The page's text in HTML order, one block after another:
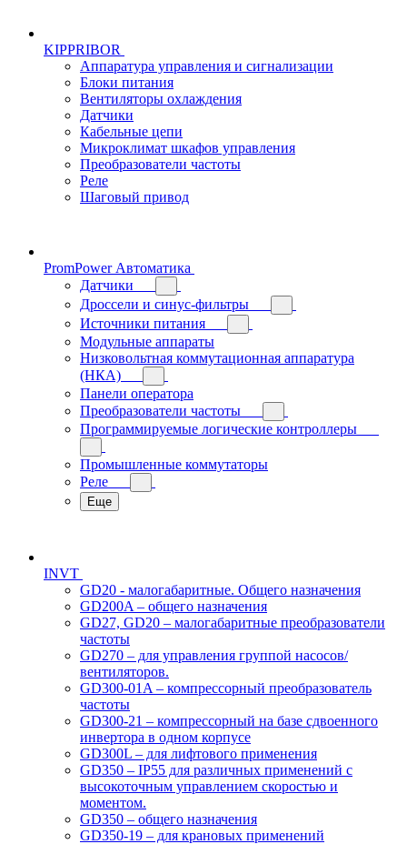
KIPPRIBOR
Аппаратура управления и сигнализации
Блоки питания
Вентиляторы охлаждения
Датчики
Кабельные цепи
Микроклимат шкафов управления
Преобразователи частоты
Реле
Шаговый привод
PromPower Автоматика
Датчики
Дроссели и синус-фильтры
Источники питания
Модульные аппараты
Низковольтная коммутационная аппаратура
(НКА)
Панели оператора
Преобразователи частоты
Программируемые логические контроллеры
Промышленные коммутаторы
Реле
Еще
INVT
GD20 - малогабаритные. Общего назначения
GD200A – общего назначения
GD27, GD20 – малогабаритные преобразователи
частоты
GD270 – для управления группой насосов/
вентиляторов.
GD300-01A – компрессорный преобразователь
частоты
GD300-21 – компрессорный на базе сдвоенного
инвертора в одном корпусе
GD300L – для лифтового применения
GD350 – IP55 для различных применений с
высокоточным управлением скоростью и
моментом.
GD350 – общего назначения
GD350-19 – для крановых применений